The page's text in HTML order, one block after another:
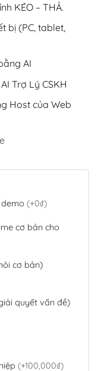
KÉO – THẢ.
bị (PC, tablet,
AI
Trợ Lý CSKH
Host của Web
(+0₫)
cơ bản cho
cơ bản)
quyết vấn đề)
(+100,000₫)